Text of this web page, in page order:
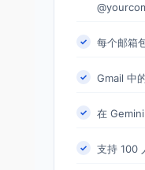
每个邮箱
Gmail 中
在
支持 100